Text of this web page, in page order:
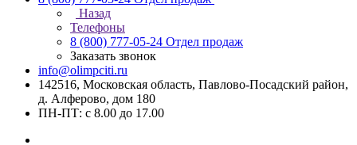
Назад
Телефоны
8 (800) 777-05-24 Отдел продаж
Заказать звонок
info@olimpciti.ru
142516, Московская область, Павлово-Посадский район,
д. Алферово, дом 180
ПН-ПТ: с 8.00 до 17.00